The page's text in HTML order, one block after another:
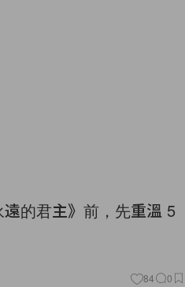
的君主》前，先重溫 5
84 0